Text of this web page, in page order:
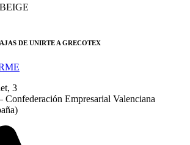
DE UNIRTE A GRECOTEX
3
Empresarial Valenciana